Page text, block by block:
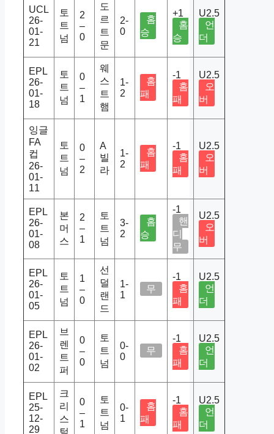
UCL
26-
01-
21
토
트
넘
2
–
0
도
르
트
문
2-
0
홈
승
+1
홈
승
U2.5
언
더
EPL
26-
01-
18
토
트
넘
0
–
1
웨
스
트
햄
1-
2
홈
패
-1
홈
패
U2.5
오
버
잉글
FA
컵
26-
01-
11
토
트
넘
0
–
2
A
빌
라
1-
2
홈
패
-1
홈
패
U2.5
오
버
EPL
26-
01-
08
본
머
스
2
–
1
토
트
넘
3-
2
홈
승
-1
핸
디
무
U2.5
오
버
EPL
26-
01-
05
토
트
넘
1
–
0
선
덜
랜
드
1-
1
무
-1
홈
패
U2.5
언
더
EPL
26-
01-
02
브
렌
트
퍼
0
–
0
토
트
넘
0-
0
무
-1
홈
패
U2.5
언
더
EPL
25-
12-
29
크
리
스
털
0
–
1
토
트
넘
0-
1
홈
패
-1
홈
패
U2.5
언
더